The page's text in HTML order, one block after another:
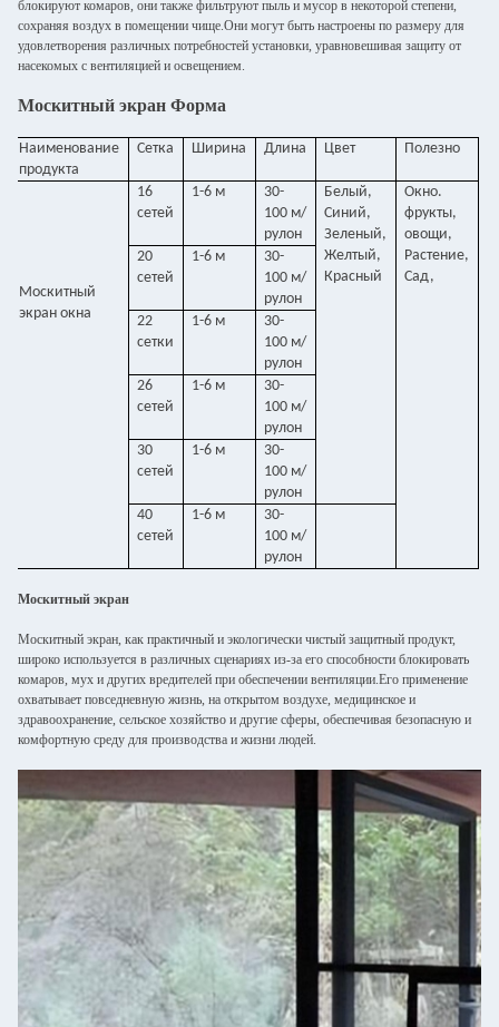
блокируют комаров, они также фильтруют пыль и мусор в некоторой степени,
сохраняя воздух в помещении чище.Они могут быть настроены по размеру для
удовлетворения различных потребностей установки, уравновешивая защиту от
насекомых с вентиляцией и освещением.
Москитный экран Форма
Наименование
продукта
Сетка Ширина Длина Цвет Полезно
Москитный
экран окна
16
сетей
1-6 м
30-
100 м/
рулон
Белый,
Синий,
Зеленый,
Желтый,
Красный
Окно.
фрукты,
овощи,
Растение,
Сад,
20
сетей
1-6 м
30-
100 м/
рулон
22
сетки
1-6 м
30-
100 м/
рулон
26
сетей
1-6 м
30-
100 м/
рулон
30
сетей
1-6 м
30-
100 м/
рулон
40
сетей
1-6 м
30-
100 м/
рулон
Москитный экран
Москитный экран, как практичный и экологически чистый защитный продукт,
широко используется в различных сценариях из-за его способности блокировать
комаров, мух и других вредителей при обеспечении вентиляции.Его применение
охватывает повседневную жизнь, на открытом воздухе, медицинское и
здравоохранение, сельское хозяйство и другие сферы, обеспечивая безопасную и
комфортную среду для производства и жизни людей.